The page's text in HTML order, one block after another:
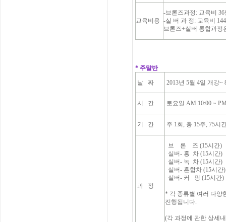
교육비용
-브론즈과정: 교육비
-실 버 과 정: 교육비
브론즈+실버 통합과정
* 주말반
날 짜 2013년 5월 4일 개강~
시 간 토요일 AM 10:00 ~
기 간 주 1회, 총 15주, 75시
과 정
브 론 즈 (15시간)
실버- 홍 차 (15시간)
실버- 녹 차 (15시간)
실버- 혼합차 (15시간)
실버- 커 핑 (15시간)
* 각 종류별 여러 다양
진행됩니다.
(각 과정에 관한 상세